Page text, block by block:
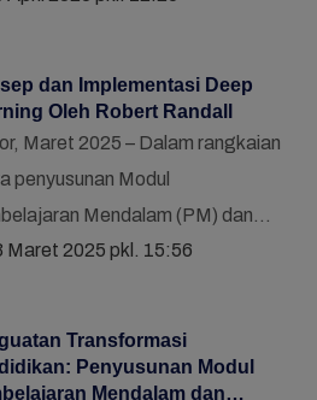
dan Implementasi Deep
Oleh Robert Randall
Maret 2025 – Dalam rangkaian
penyusunan Modul
Mendalam (PM) dan
Artifisial (KKA) yang
Maret 2025 pkl. 15:56
Transformasi
Penyusunan Modul
Mendalam dan